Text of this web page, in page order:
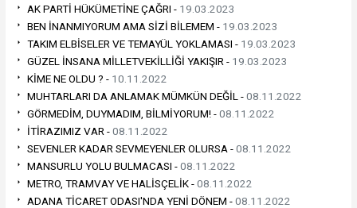
AK PARTİ HÜKÜMETİNE ÇAĞRI - 19.03.2023
BEN İNANMIYORUM AMA SİZİ BİLEMEM - 19.03.2023
TAKIM ELBİSELER VE TEMAYÜL YOKLAMASI - 19.03.2023
GÜZEL İNSANA MİLLETVEKİLLİĞİ YAKIŞIR - 19.03.2023
KİME NE OLDU ? - 10.11.2022
MUHTARLARI DA ANLAMAK MÜMKÜN DEĞİL -08.11.2022
GÖRMEDİM, DUYMADIM, BİLMİYORUM! -08.11.2022
İTİRAZIMIZ VAR -08.11.2022
SEVENLER KADAR SEVMEYENLER OLURSA -08.11.2022
MANSURLU YOLU BULMACASI -08.11.2022
METRO, TRAMVAY VE HALİSÇELİK -08.11.2022
ADANA TİCARET ODASI'NDA YENİ DÖNEM -08.11.2022